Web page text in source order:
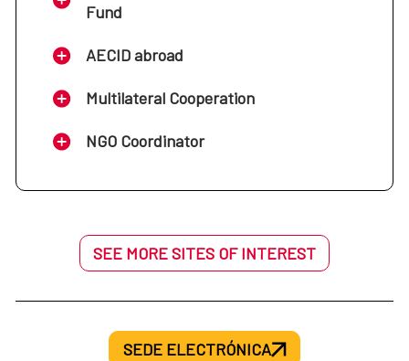
Fund
AECID abroad
Multilateral Cooperation
NGO Coordinator
SEE MORE SITES OF INTEREST
SEDE ELECTRÓNICA